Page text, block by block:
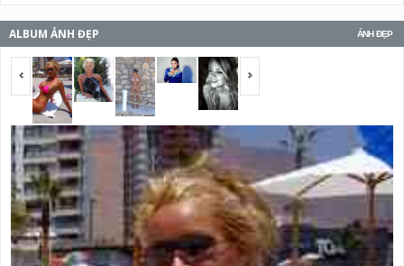
ẢNH ĐẸP
ALBUM ẢNH ĐẸP
<span></span>